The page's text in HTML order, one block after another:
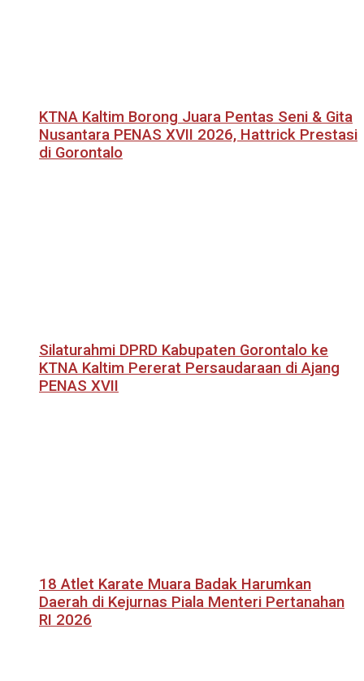
KTNA Kaltim Borong Juara Pentas Seni & Gita
Nusantara PENAS XVII 2026, Hattrick Prestasi
di Gorontalo
Silaturahmi DPRD Kabupaten Gorontalo ke
KTNA Kaltim Pererat Persaudaraan di Ajang
PENAS XVII
18 Atlet Karate Muara Badak Harumkan
Daerah di Kejurnas Piala Menteri Pertanahan
RI 2026